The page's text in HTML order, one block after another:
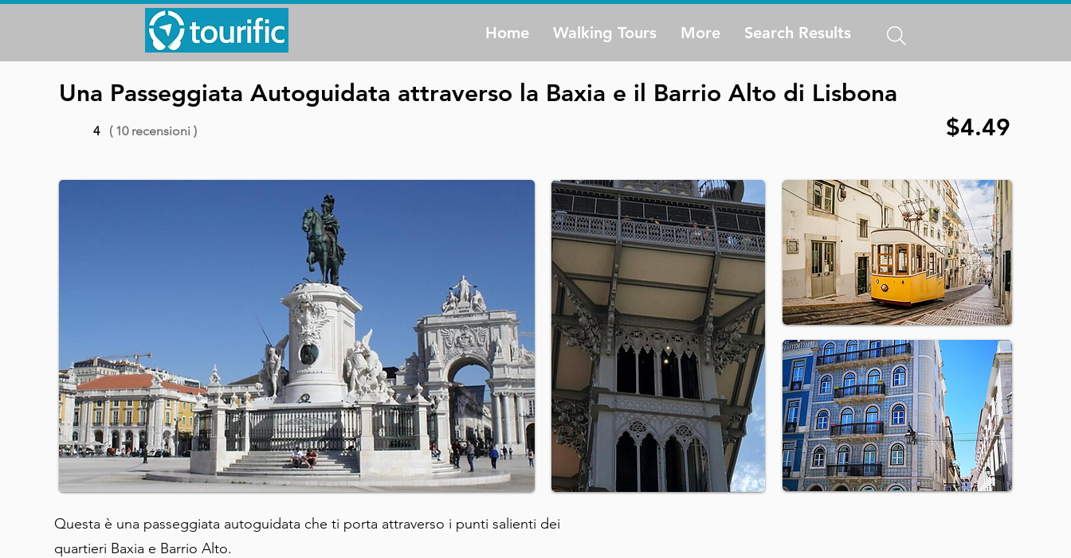
Home Walking Tours More Search Results
Una Passeggiata Autoguidata attraverso la Baxia e il Barrio Alto di Lisbona
4 ( 10 recensioni ) $4.49
Questa è una passeggiata autoguidata che ti porta attraverso i punti salienti dei
quartieri Baxia e Barrio Alto.